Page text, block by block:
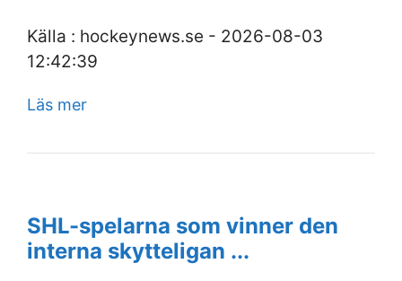
Källa : hockeynews.se - 2026-08-03
12:42:39
Läs mer
SHL-spelarna som vinner den
interna skytteligan ...